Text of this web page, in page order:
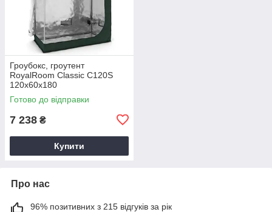
Гроубокс, гроутент
RoyalRoom Classic C120S
120x60x180
Готово до відправки
7 238 ₴
Купити
Про нас
96% позитивних з 215 відгуків за рік